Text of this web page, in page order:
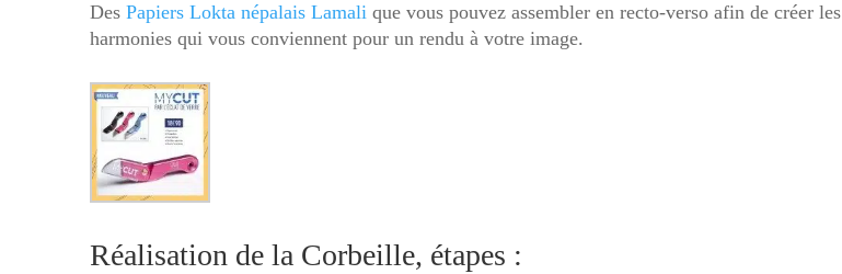
Des Papiers Lokta népalais Lamali que vous pouvez assembler en recto-verso afin de créer les
harmonies qui vous conviennent pour un rendu à votre image.
Réalisation de la Corbeille, étapes :